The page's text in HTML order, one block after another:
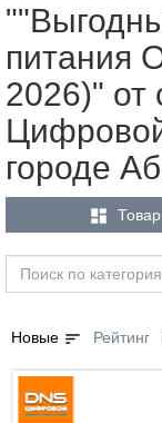
питания
2026)" от
городе

Новые sort Рейтинг